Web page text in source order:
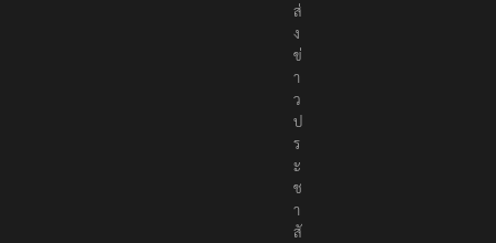
ส่
ง
ข่
า
ว
ป
ร
ะ
ช
า
สั